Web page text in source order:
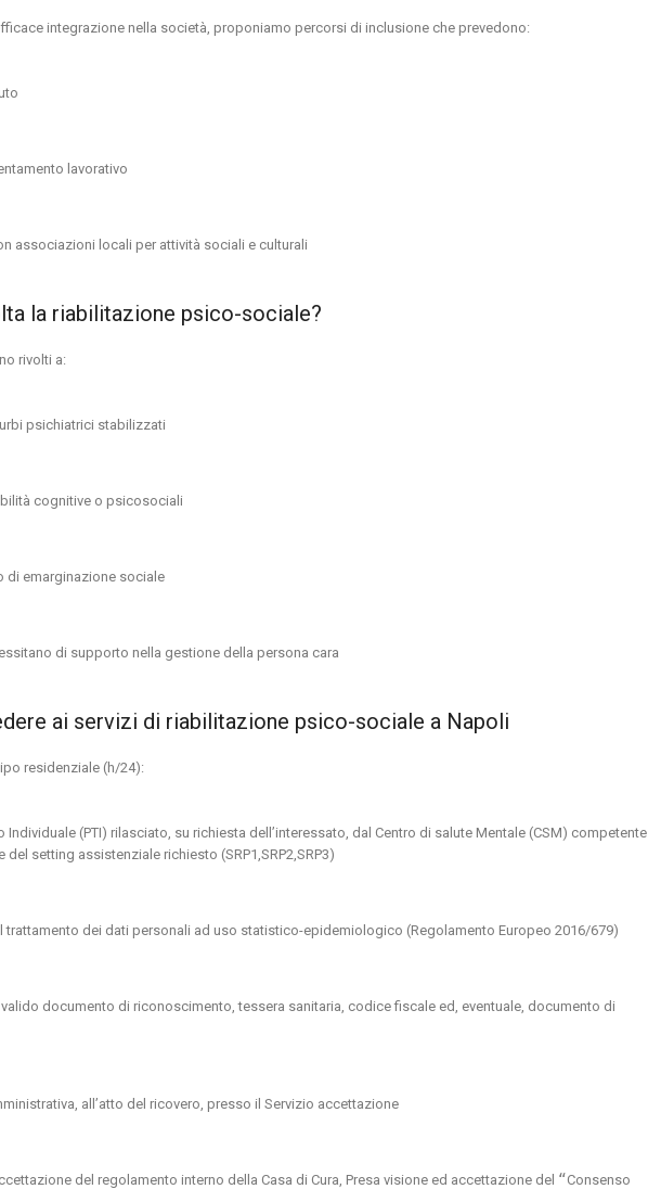
integrazione nella società, proponiamo percorsi di inclusione che prevedono:
lavorativo
associazioni locali per attività sociali e culturali
la riabilitazione psico-sociale?
rivolti a:
psichiatrici stabilizzati
cognitive o psicosociali
di emarginazione sociale
di supporto nella gestione della persona cara
ai servizi di riabilitazione psico-sociale a Napoli
residenziale (h/24):
Individuale (PTI) rilasciato, su richiesta dell’interessato, dal Centro di salute Mentale (CSM) competente
del setting assistenziale richiesto (SRP1,SRP2,SRP3)
trattamento dei dati personali ad uso statistico-epidemiologico (Regolamento Europeo 2016/679)
documento di riconoscimento, tessera sanitaria, codice fiscale ed, eventuale, documento di
all’atto del ricovero, presso il Servizio accettazione
del regolamento interno della Casa di Cura, Presa visione ed accettazione del “ Consenso